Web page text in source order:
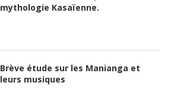
mythologie Kasaïenne.
Brève étude sur les Manianga et
leurs musiques